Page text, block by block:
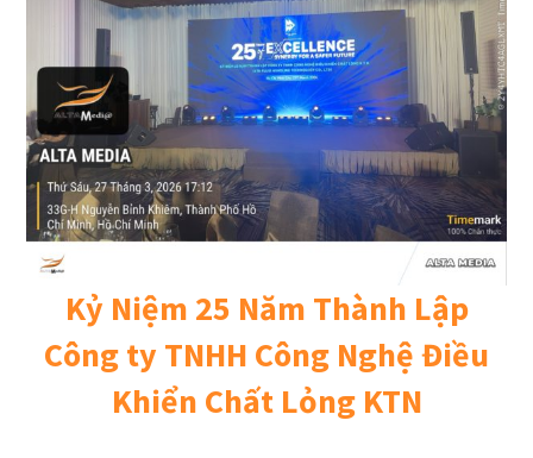
Kỷ Niệm 25 Năm Thành Lập
Công ty TNHH Công Nghệ Điều
Khiển Chất Lỏng KTN